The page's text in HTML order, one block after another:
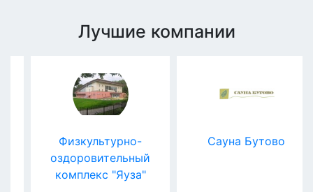
Лучшие компании
Физкультурно-
оздоровительный
комплекс "Яуза"
Сауна Бутово